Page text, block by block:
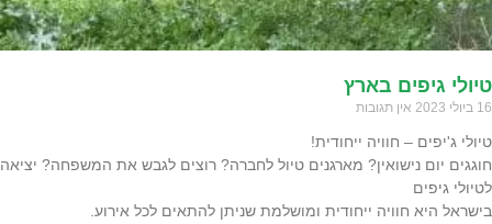
טיולי גיפים בארץ
16 ביולי 2023 אין תגובות
טיולי ג'יפים – חוויה ייחודית!
חוגגים יום נישואין? מארגנים טיול לחברה? רוצים לגבש את המשפחה? יציאה
לטיולי גיפים
בישראל היא חוויה ייחודית ומושלמת שניתן להתאים לכל אירוע.